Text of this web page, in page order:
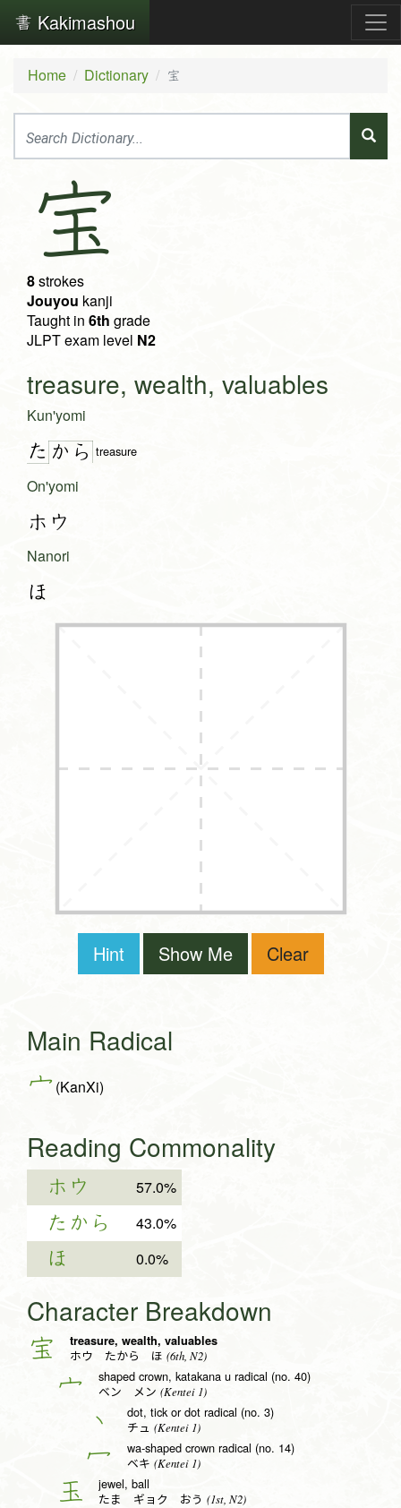
Kakimashou
Home Dictionary 宝
宝
8strokes
Jouyou kanji
Taught in 6th grade
JLPT exam level N2
treasure, wealth, valuables
Kun'yomi
た か ら treasure
On'yomi
ホウ
Nanori
ほ
Hint Show Me Clear
Main Radical
宀(KanXi)
Reading Commonality
ホウ 57.0%
たから 43.0%
ほ 0.0%
Character Breakdown
宝 treasure, wealth, valuables
ホウ たから ほ (6th, N2)
宀 shaped crown, katakana u radical (no. 40)
ベン メン (Kentei 1)
丶 dot, tick or dot radical (no. 3)
チュ (Kentei 1)
冖 wa-shaped crown radical (no. 14)
ベキ (Kentei 1)
玉 jewel, ball
たま ギョク おう (1st, N2)